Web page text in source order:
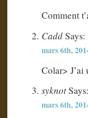
Comment
Cadd Says:
mars 6th,
Colar>
syknotSays:
mars 6th,